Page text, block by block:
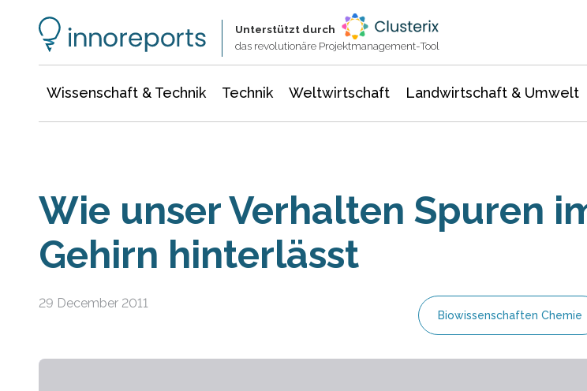
Unterstützt durch
das revolutionäre Projektmanagement-Tool
Wissenschaft & Technik Technik Weltwirtschaft Landwirtschaft & Umwelt
Wie unser Verhalten Spuren
Gehirn hinterlässt
29 December 2011
Biowissenschaften Chemie